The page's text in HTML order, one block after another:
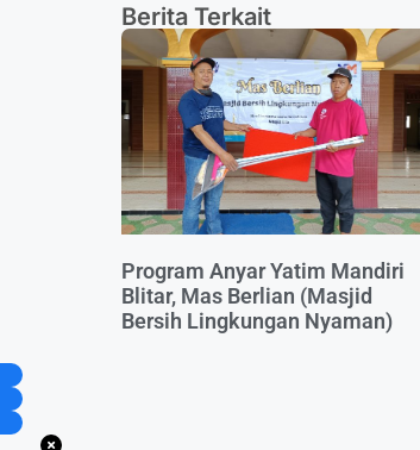
Berita Terkait
Program Anyar Yatim Mandiri
Blitar, Mas Berlian (Masjid
Bersih Lingkungan Nyaman)